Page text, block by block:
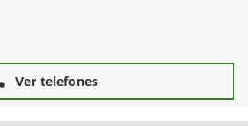
Ver telefones